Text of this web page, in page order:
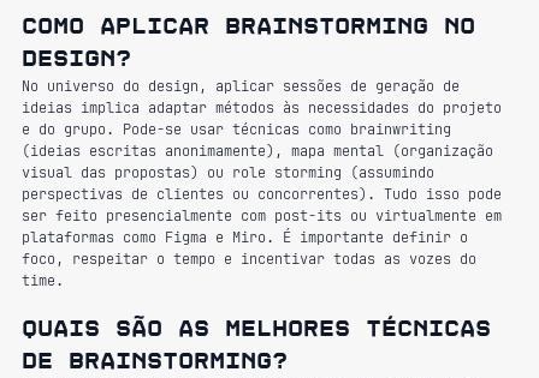
Como aplicar brainstorming no
design?
No universo do design, aplicar sessões de geração de
ideias implica adaptar métodos às necessidades do projeto
e do grupo. Pode-se usar técnicas como brainwriting
(ideias escritas anonimamente), mapa mental (organização
visual das propostas) ou role storming (assumindo
perspectivas de clientes ou concorrentes). Tudo isso pode
ser feito presencialmente com post-its ou virtualmente em
plataformas como Figma e Miro. É importante definir o
foco, respeitar o tempo e incentivar todas as vozes do
time.
Quais são as melhores técnicas
de brainstorming?